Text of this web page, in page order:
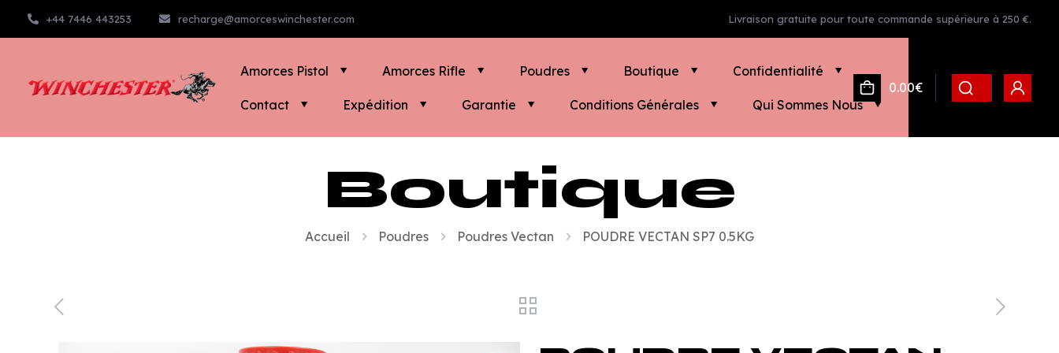
+44 7446 443253 recharge@amorceswinchester.com Livraison gratuite pour toute commande supérieure à 250 €.
Amorces Pistol Amorces Rifle Poudres Boutique Confidentialité
Contact Expédition Garantie Conditions Générales Qui Sommes Nous
0.00€
Boutique
Accueil Poudres Poudres Vectan POUDRE VECTAN SP7 0.5KG